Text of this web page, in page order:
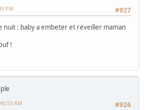
#927
PM
nuit : baby a embeter et reveiller maman
!
#926
AM